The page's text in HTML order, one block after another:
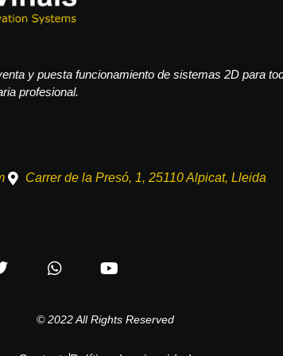
y puesta funcionamiento de sistemas 2D para
profesional.
Carrer de la Presó, 1, 25110 Alpicat, Lleida
© 2022 All Rights Reserved